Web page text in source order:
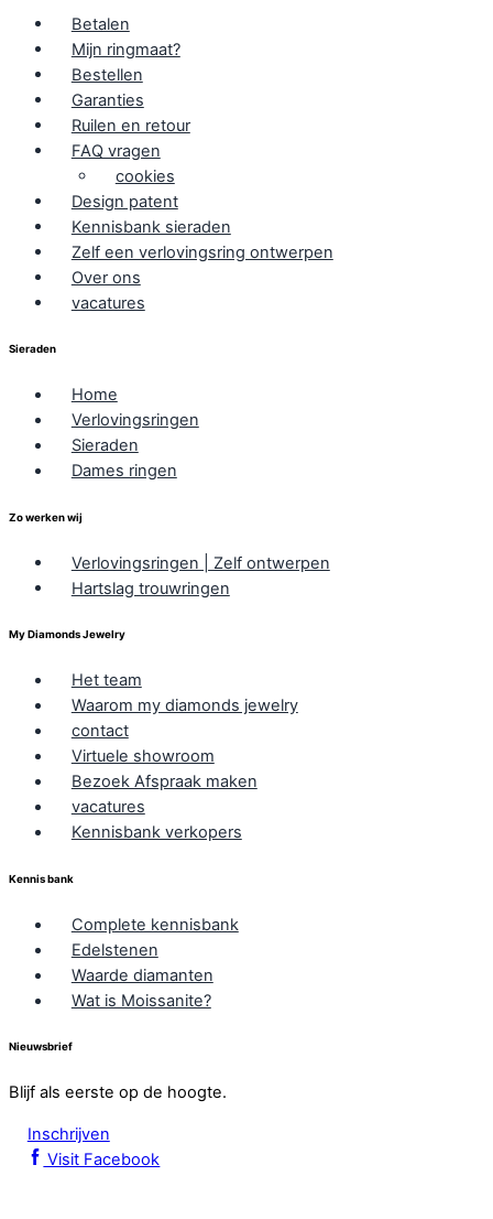
Betalen
Mijn ringmaat?
Bestellen
Garanties
Ruilen en retour
FAQ vragen
cookies
Design patent
Kennisbank sieraden
Zelf een verlovingsring ontwerpen
Over ons
vacatures
Sieraden
Home
Verlovingsringen
Sieraden
Dames ringen
Zo werken wij
Verlovingsringen | Zelf ontwerpen
Hartslag trouwringen
My Diamonds Jewelry
Het team
Waarom my diamonds jewelry
contact
Virtuele showroom
Bezoek Afspraak maken
vacatures
Kennisbank verkopers
Kennis bank
Complete kennisbank
Edelstenen
Waarde diamanten
Wat is Moissanite?
Nieuwsbrief
Blijf als eerste op de hoogte.
Inschrijven
Visit Facebook